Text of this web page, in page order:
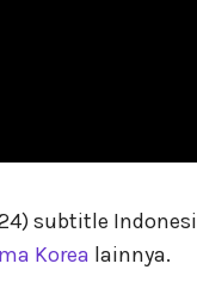
subtitle
Korea lainnya.